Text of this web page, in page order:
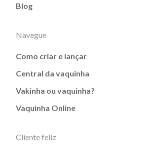
Blog
Navegue
Como criar e lançar
Central da vaquinha
Vakinha ou vaquinha?
Vaquinha Online
Cliente feliz